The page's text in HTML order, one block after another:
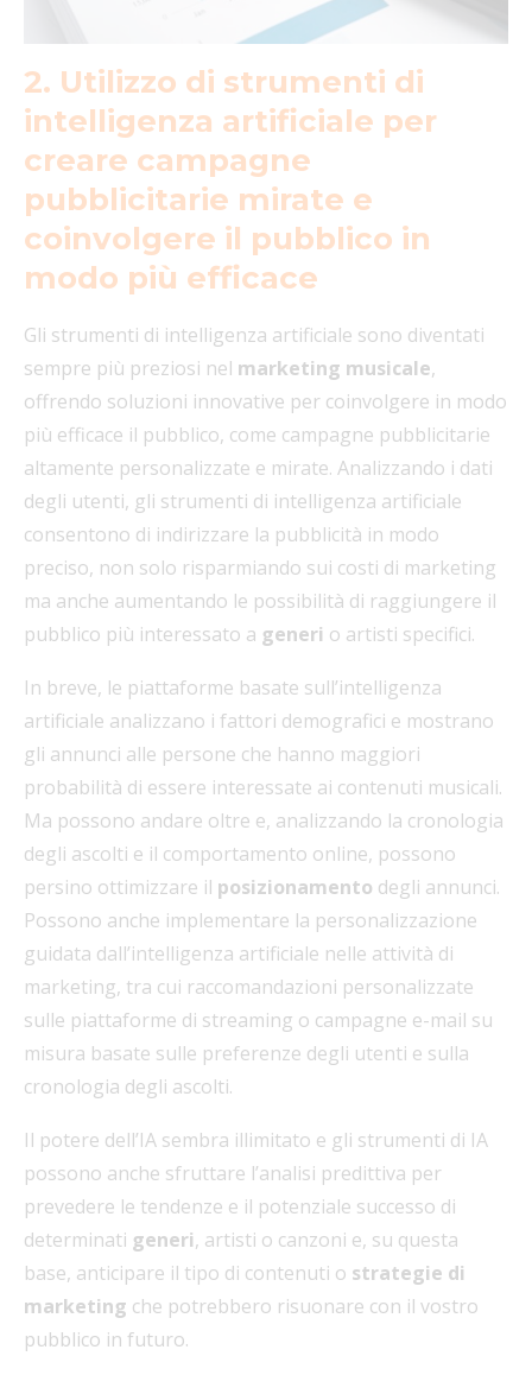
2. Utilizzo di strumenti di
intelligenza artificiale per
creare campagne
pubblicitarie mirate e
coinvolgere il pubblico in
modo più efficace
Gli strumenti di intelligenza artificiale sono diventati
sempre più preziosi nel marketing musicale,
offrendo soluzioni innovative per coinvolgere in modo
più efficace il pubblico, come campagne pubblicitarie
altamente personalizzate e mirate. Analizzando i dati
degli utenti, gli strumenti di intelligenza artificiale
consentono di indirizzare la pubblicità in modo
preciso, non solo risparmiando sui costi di marketing
ma anche aumentando le possibilità di raggiungere il
pubblico più interessato a generi o artisti specifici.
In breve, le piattaforme basate sull’intelligenza
artificiale analizzano i fattori demografici e mostrano
gli annunci alle persone che hanno maggiori
probabilità di essere interessate ai contenuti musicali.
Ma possono andare oltre e, analizzando la cronologia
degli ascolti e il comportamento online, possono
persino ottimizzare il posizionamento degli annunci.
Possono anche implementare la personalizzazione
guidata dall’intelligenza artificiale nelle attività di
marketing, tra cui raccomandazioni personalizzate
sulle piattaforme di streaming o campagne e-mail su
misura basate sulle preferenze degli utenti e sulla
cronologia degli ascolti.
Il potere dell’IA sembra illimitato e gli strumenti di IA
possono anche sfruttare l’analisi predittiva per
prevedere le tendenze e il potenziale successo di
determinati generi, artisti o canzoni e, su questa
base, anticipare il tipo di contenuti o strategie di
marketing che potrebbero risuonare con il vostro
pubblico in futuro.